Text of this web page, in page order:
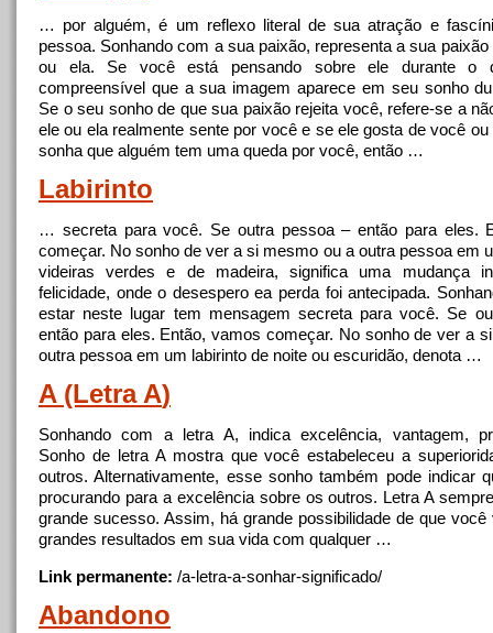
… por alguém, é um reflexo literal de sua atração e
pessoa. Sonhando com asua paixão, representaa sua paixão
ou ela. Se você está pensando sobre ele durante o
compreensível que asua imagem aparece em seu sonho
Se o seu sonho de que sua paixão rejeita você, refere-se a
ele ou ela realmente sente por você e se ele gosta de você
sonha que alguém tem uma queda por você, então …
Labirinto
… secreta para você. Se outra pessoa – então para eles.
começar. No sonho de vera si mesmo ou aoutra pessoa em
videiras verdes e de madeira, significa uma mudança
felicidade, onde o desespero ea perda foi antecipada.
estar neste lugar tem mensagem secreta para você. Se
então para eles. Então, vamos começar. No sonho de ver asi
outra pessoa em um labirinto de noite ou escuridão, denota …
A(Letra A)
Sonhando com aletra A, indica excelência, vantagem,
Sonho de letra Amostra que você estabeleceua
outros. Alternativamente, esse sonho também pode indicar
procurando para aexcelência sobre os outros. LetraA
grande sucesso. Assim, há grande possibilidade de que você
grandes resultados em sua vida com qualquer …
Link permanente: /a-letra-a-sonhar-significado/
Abandono